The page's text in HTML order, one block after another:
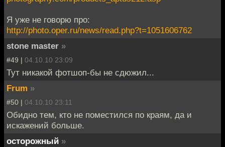
Я уже не говорю про:
http://photo.oper.ru/news/read.php?t=1051606762
stone master »
#49 | 04.10.10 23:09
Тут никакой фотшоп-бы не сдюжил...
Frum »
#50 | 04.10.10 23:11
Обидно тем, кто не поместился по краям, да и
искажений больше.
осторожный »